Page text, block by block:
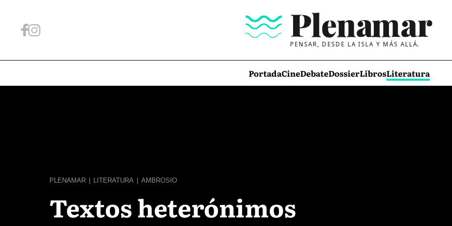
PENSAR, DESDE LA ISLA Y MÁS ALLÁ.
PortadaCineDebateDossierLibrosLiteratura
PLENAMAR LITERATURA AMBROSIO
Textos heterónimos